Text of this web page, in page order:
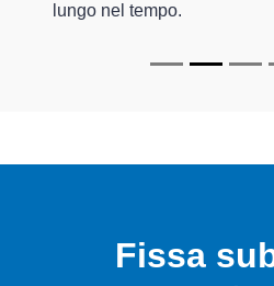
lungo nel tempo.
Fissa